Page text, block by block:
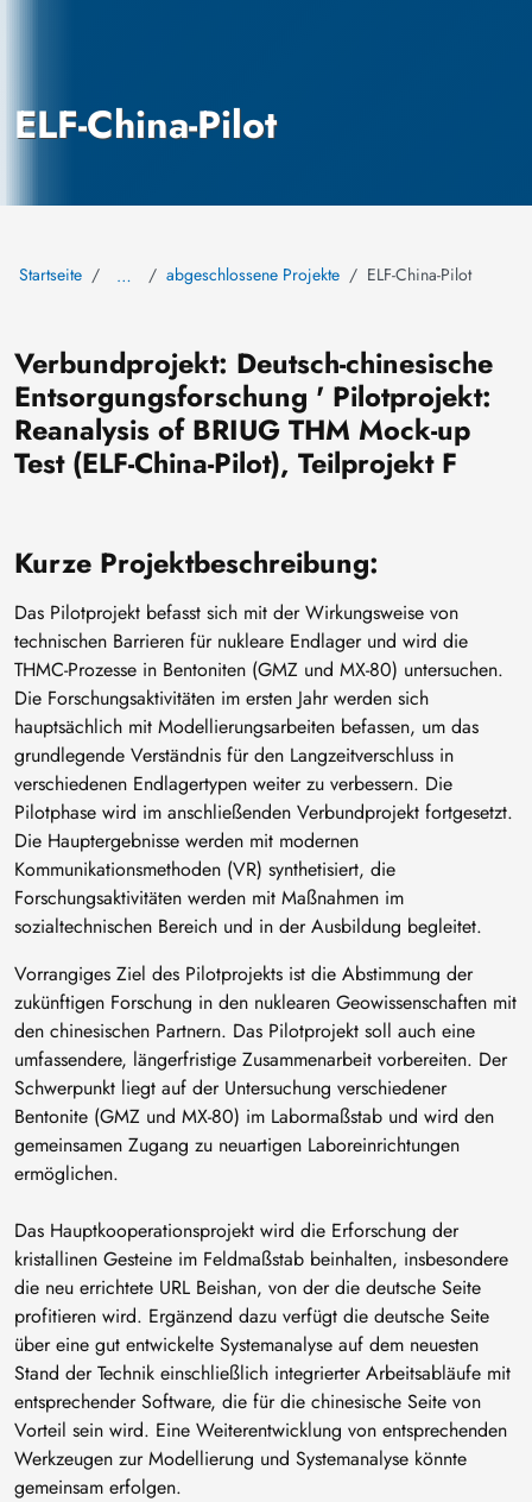
ELF-China-Pilot
Startseite … abgeschlossene Projekte ELF-China-Pilot
Verbundprojekt: Deutsch-chinesische
Entsorgungsforschung ' Pilotprojekt:
Reanalysis of BRIUG THM Mock-up
Test (ELF-China-Pilot), Teilprojekt F
Kurze Projektbeschreibung:
Das Pilotprojekt befasst sich mit der Wirkungsweise von
technischen Barrieren für nukleare Endlager und wird die
THMC-Prozesse in Bentoniten (GMZ und MX-80) untersuchen.
Die Forschungsaktivitäten im ersten Jahr werden sich
hauptsächlich mit Modellierungsarbeiten befassen, um das
grundlegende Verständnis für den Langzeitverschluss in
verschiedenen Endlagertypen weiter zu verbessern. Die
Pilotphase wird im anschließenden Verbundprojekt fortgesetzt.
Die Hauptergebnisse werden mit modernen
Kommunikationsmethoden (VR) synthetisiert, die
Forschungsaktivitäten werden mit Maßnahmen im
sozialtechnischen Bereich und in der Ausbildung begleitet.
Vorrangiges Ziel des Pilotprojekts ist die Abstimmung der
zukünftigen Forschung in den nuklearen Geowissenschaften mit
den chinesischen Partnern. Das Pilotprojekt soll auch eine
umfassendere, längerfristige Zusammenarbeit vorbereiten. Der
Schwerpunkt liegt auf der Untersuchung verschiedener
Bentonite (GMZ und MX-80) im Labormaßstab und wird den
gemeinsamen Zugang zu neuartigen Laboreinrichtungen
ermöglichen.
Das Hauptkooperationsprojekt wird die Erforschung der
kristallinen Gesteine im Feldmaßstab beinhalten, insbesondere
die neu errichtete URL Beishan, von der die deutsche Seite
profitieren wird. Ergänzend dazu verfügt die deutsche Seite
über eine gut entwickelte Systemanalyse auf dem neuesten
Stand der Technik einschließlich integrierter Arbeitsabläufe mit
entsprechender Software, die für die chinesische Seite von
Vorteil sein wird. Eine Weiterentwicklung von entsprechenden
Werkzeugen zur Modellierung und Systemanalyse könnte
gemeinsam erfolgen.